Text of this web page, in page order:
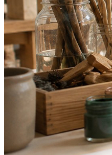
Bahia